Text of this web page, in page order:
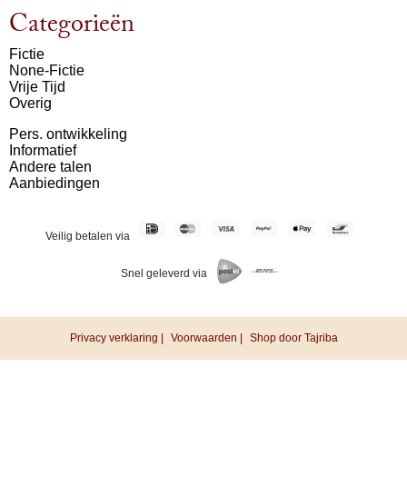
Categorieën
Fictie
None-Fictie
Vrije Tijd
Overig
Pers. ontwikkeling
Informatief
Andere talen
Aanbiedingen
Veilig betalen via
Snel geleverd via
Privacy verklaring | Voorwaarden | Shop door Tajriba